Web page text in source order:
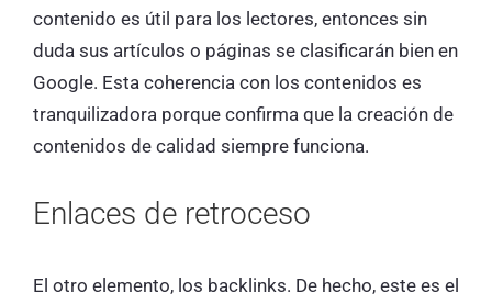
contenido es útil para los lectores, entonces sin
duda sus artículos o páginas se clasificarán bien en
Google. Esta coherencia con los contenidos es
tranquilizadora porque confirma que la creación de
contenidos de calidad siempre funciona.
Enlaces de retroceso
El otro elemento, los backlinks. De hecho, este es el